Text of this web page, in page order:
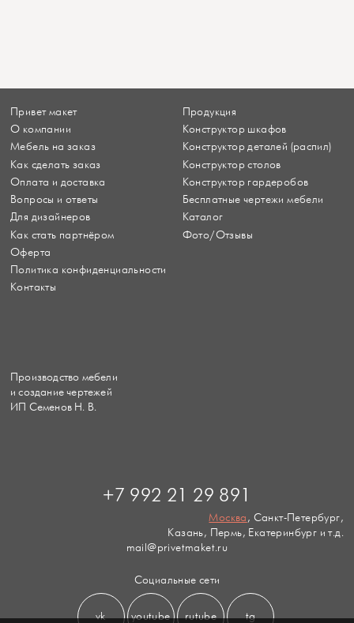
Привет макет
О компании
Мебель на заказ
Как сделать заказ
Оплата и доставка
Вопросы и ответы
Для дизайнеров
Как стать партнёром
Оферта
Политика конфиденциальности
Контакты
Продукция
Конструктор шкафов
Конструктор деталей (распил)
Конструктор столов
Конструктор гардеробов
Бесплатные чертежи мебели
Каталог
Фото/Отзывы
Производство мебели
и создание чертежей
ИП Семенов Н. В.
+7 992 21 29 891
Москва, Санкт-Петербург,
Казань, Пермь, Екатеринбург и т.д.
mail@privetmaket.ru
Социальные сети
vk youtube rutube tg